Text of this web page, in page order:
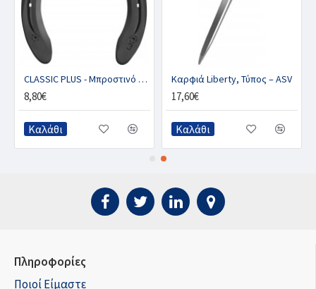
CLASSIC PLUS - Μπροστινό με 1 κλιπ (ζευγ.)
8,80€
Καλάθι
Καρφιά Liberty, Τύπος – ASV
17,60€
Καλάθι
Πληροφορίες
Ποιοί Είμαστε